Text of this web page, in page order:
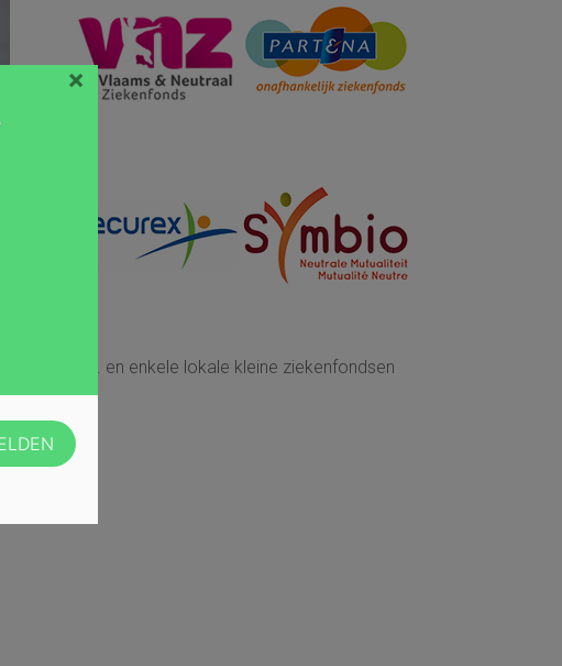
... en enkele lokale kleine ziekenfondsen
×